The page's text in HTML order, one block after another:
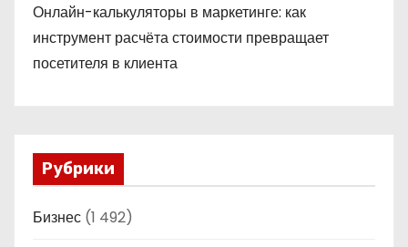
Онлайн-калькуляторы в маркетинге: как
инструмент расчёта стоимости превращает
посетителя в клиента
Рубрики
Бизнес (1 492)